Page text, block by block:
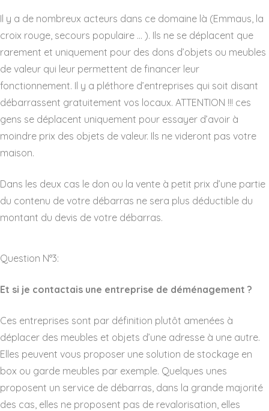
Il y a de nombreux acteurs dans ce domaine là (Emmaus, la
croix rouge, secours populaire … ). Ils ne se déplacent que
rarement et uniquement pour des dons d’objets ou meubles
de valeur qui leur permettent de financer leur
fonctionnement. Il y a pléthore d’entreprises qui soit disant
débarrassent gratuitement vos locaux. ATTENTION !!! ces
gens se déplacent uniquement pour essayer d’avoir à
moindre prix des objets de valeur. Ils ne videront pas votre
maison.
Dans les deux cas le don ou la vente à petit prix d’une partie
du contenu de votre débarras ne sera plus déductible du
montant du devis de votre débarras.
Question N°3:
Et si je contactais une entreprise de déménagement ?
Ces entreprises sont par définition plutôt amenées à
déplacer des meubles et objets d’une adresse à une autre.
Elles peuvent vous proposer une solution de stockage en
box ou garde meubles par exemple. Quelques unes
proposent un service de débarras, dans la grande majorité
des cas, elles ne proposent pas de revalorisation, elles